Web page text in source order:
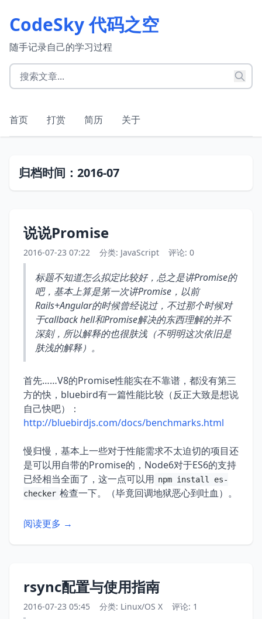
CodeSky 代码之空
随手记录自己的学习过程
首页 打赏 简历 关于
归档时间：2016-07
说说Promise
2016-07-23 07:22 分类: JavaScript 评论: 0
标题不知道怎么拟定比较好，总之是讲Promise的
吧，基本上算是第一次讲Promise，以前
Rails+Angular的时候曾经说过，不过那个时候对
于callback hell和Promise解决的东西理解的并不
深刻，所以解释的也很肤浅（不明明这次依旧是
肤浅的解释）。
首先……V8的Promise性能实在不靠谱，都没有第三
方的快，bluebird有一篇性能比较（反正大致是想说
自己快吧）：
http://bluebirdjs.com/docs/benchmarks.html
慢归慢，基本上一些对于性能需求不太迫切的项目还
是可以用自带的Promise的，Node6对于ES6的支持
已经相当全面了，这一点可以用 npm install es-
checker 检查一下。（毕竟回调地狱恶心到吐血）。
阅读更多 →
rsync配置与使用指南
2016-07-23 05:45 分类: Linux/OS X 评论: 1